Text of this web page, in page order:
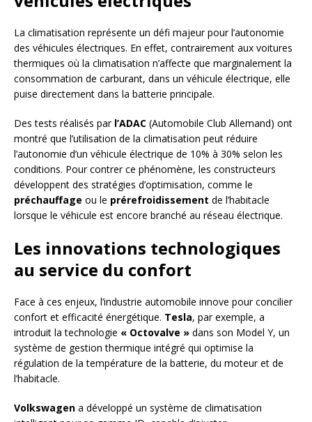
La climatisation représente un défi majeur pour l’autonomie
des véhicules électriques. En effet, contrairement aux voitures
thermiques où la climatisation n’affecte que marginalement la
consommation de carburant, dans un véhicule électrique, elle
puise directement dans la batterie principale.
Des tests réalisés par l’ADAC (Automobile Club Allemand) ont
montré que l’utilisation de la climatisation peut réduire
l’autonomie d’un véhicule électrique de 10% à 30% selon les
conditions. Pour contrer ce phénomène, les constructeurs
développent des stratégies d’optimisation, comme le
préchauffage ou le prérefroidissement de l’habitacle
lorsque le véhicule est encore branché au réseau électrique.
Les innovations technologiques
au service du confort
Face à ces enjeux, l’industrie automobile innove pour concilier
confort et efficacité énergétique. Tesla, par exemple, a
introduit la technologie « Octovalve » dans son Model Y, un
système de gestion thermique intégré qui optimise la
régulation de la température de la batterie, du moteur et de
l’habitacle.
Volkswagen a développé un système de climatisation